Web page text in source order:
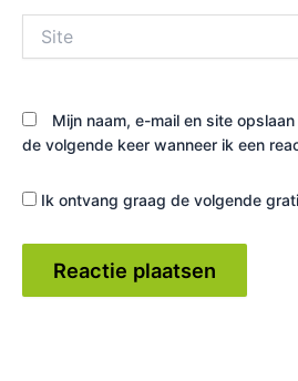
Mijn naam, e-mail en site
de volgende keer wanneer ik een
Ik ontvang graag de volgende